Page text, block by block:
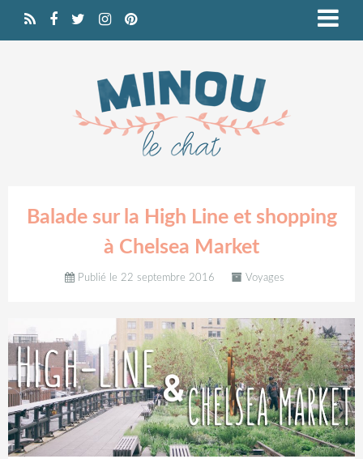
Balade sur la High Line et shopping
à Chelsea Market
Publié le 22 septembre 2016 Voyages